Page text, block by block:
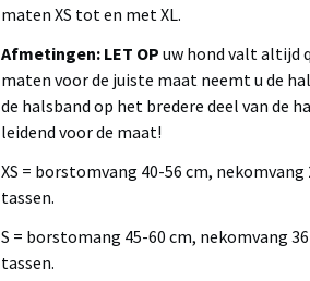
maten XS tot en met XL.
Afmetingen: LET OP uw hond valt altijd
maten voor de juiste maat neemt u de
de halsband op het bredere deel van de
leidend voor de maat!
XS = borstomvang 40-56 cm,
tassen.
S = borstomang 45-60 cm, nekomvang
tassen.